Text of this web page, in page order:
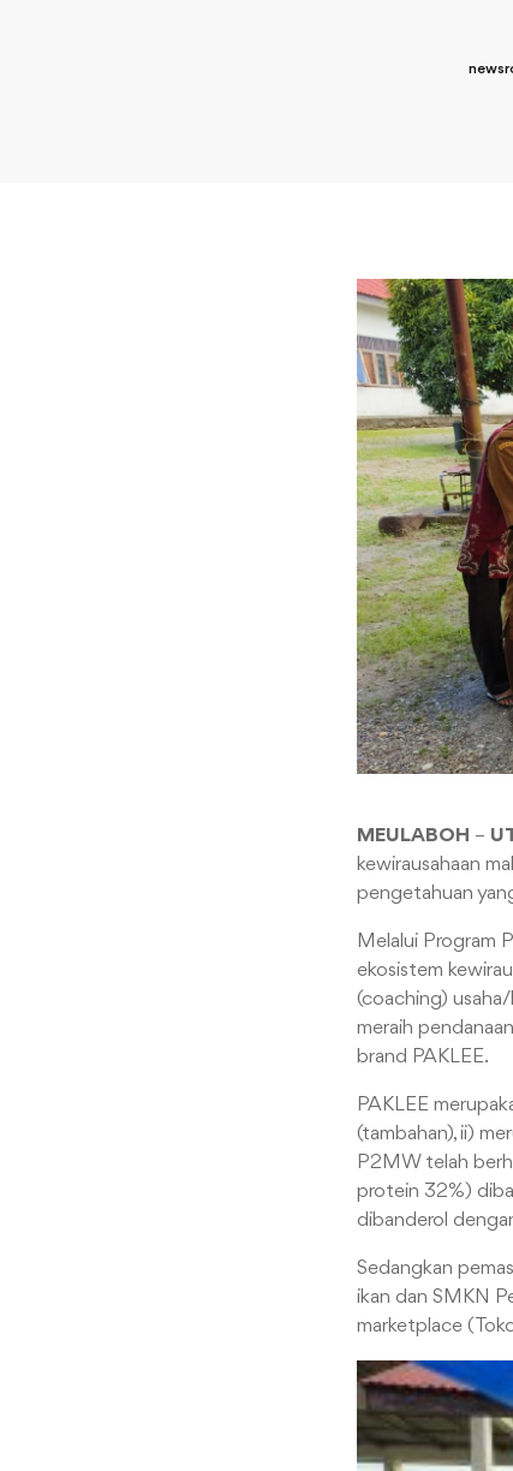
MEULABOH –
kewirausahaan
pengetahuan
Melalui Program
ekosistem
(coaching) usaha/
meraih
brand PAKLEE.
PAKLEE
(tambahan), ii)
P2MW telah
protein 32%)
dibanderol
Sedangkan
ikan dan SMKN
marketplace